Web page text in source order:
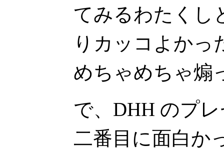
てみるわたくし
りカッコよかっ
めちゃめちゃ煽
で、DHH のプ
二番目に面白か